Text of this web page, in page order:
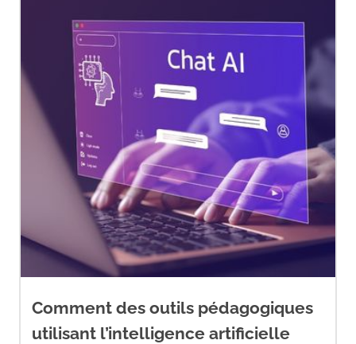
Comment des outils pédagogiques
utilisant l’intelligence artificielle